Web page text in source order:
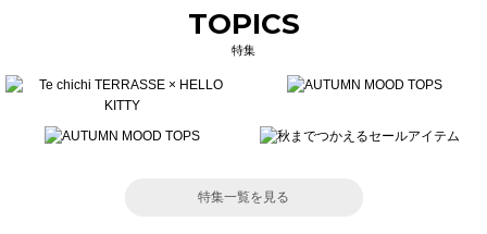
TOPICS
特集
特集一覧を見る